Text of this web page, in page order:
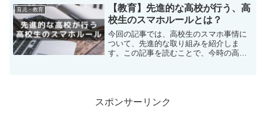
んだろうと後悔の気持ちさえ気づかせて
くれる本を紹介します。
育児・教育
【教育】先進的な高校が行う、高
校生のスマホルールとは？
今回の記事では、高校生のスマホ事情に
ついて、先進的な取り組みを紹介しま
す。この記事を読むことで、今時の高校
スポンサーリンク